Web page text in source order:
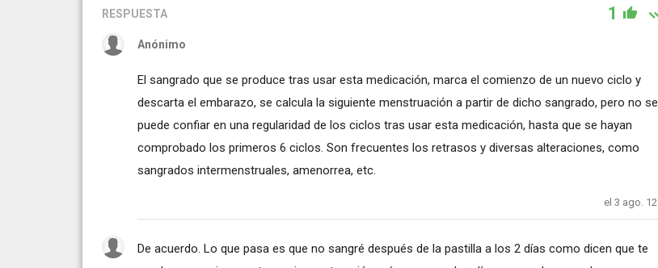
RESPUESTA 1
Anónimo
El sangrado que se produce tras usar esta medicación, marca el comienzo de un nuevo ciclo y
descarta el embarazo, se calcula la siguiente menstruación a partir de dicho sangrado, pero no se
puede confiar en una regularidad de los ciclos tras usar esta medicación, hasta que se hayan
comprobado los primeros 6 ciclos. Son frecuentes los retrasos y diversas alteraciones, como
sangrados intermenstruales, amenorrea, etc.
el 3 ago. 12
De acuerdo. Lo que pasa es que no sangré después de la pastilla a los 2 días como dicen que te